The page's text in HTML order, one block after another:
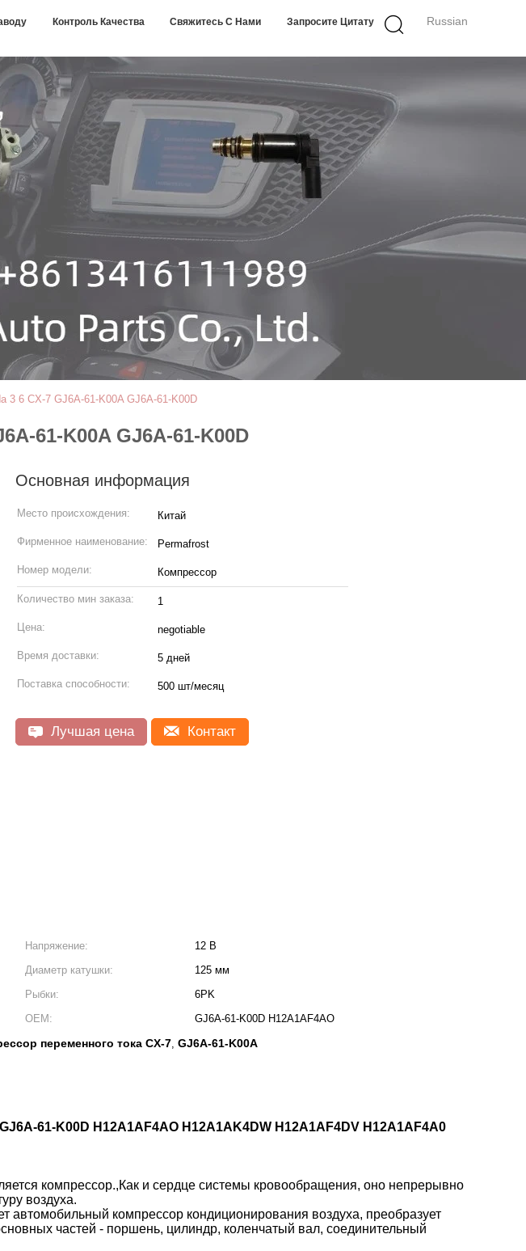
Russian
Контроль Качества Свяжитесь С Нами Запросите Цитату
3 6 CX-7 GJ6A-61-K00A GJ6A-61-K00D
61-K00A GJ6A-61-K00D
Основная информация
Место происхождения: Китай
Фирменное наименование: Permafrost
Номер модели: Компрессор
Количество мин заказа: 1
Цена: negotiable
Время доставки: 5 дней
Поставка способности: 500 шт/месяц
Лучшая цена Контакт
Напряжение:
12 В
Диаметр катушки:
125 мм
Рыбки:
6PK
OEM:
GJ6A-61-K00D H12A1AF4AO
переменного тока CX-7, GJ6A-61-K00A
61-K00D H12A1AF4AO H12A1AK4DW H12A1AF4DV H12A1AF4A0
компрессор.,Как и сердце системы кровообращения, оно непрерывно
воздуха.
автомобильный компрессор кондиционирования воздуха, преобразует
частей - поршень, цилиндр, коленчатый вал, соединительный